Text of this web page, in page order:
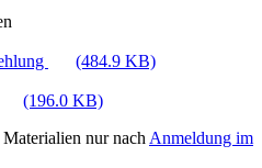
(484.9 KB)
(196.0 KB)
nur nach Anmeldung im